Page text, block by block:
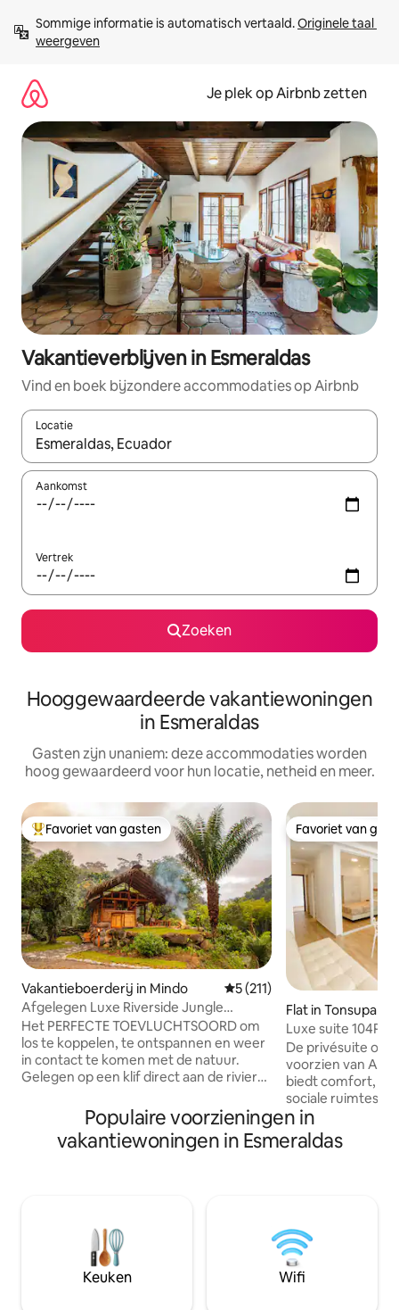
direct
naar
Sommige informatie is automatisch vertaald. Originele taal
weergeven
Je plek op Airbnb zetten
Vakantieverblijven in Esmeraldas
Vind en boek bijzondere accommodaties op Airbnb
Locatie
Wanneer er resultaten beschikbaar zijn, maak je een keuze
Aankomst
Vertrek
Zoeken
Hooggewaardeerde vakantiewoningen
in Esmeraldas
Gasten zijn unaniem: deze accommodaties worden
hoog gewaardeerd voor hun locatie, netheid en meer.
Topfavoriet van gasten
Favoriet van gasten
Vakantieboerderij in Mindo Gemiddelde beoordeling
5 (211)
Afgelegen Luxe Riverside Jungle
Retreat/Farmstay
Het PERFECTE TOEVLUCHTSOORD om
los te koppelen, te ontspannen en weer
in contact te komen met de natuur.
Gelegen op een klif direct aan de rivier
rivier, TOTAAL OFF THE GRID, op zonne-
energie, veilig, comfortabel en luxueus.
Ontworpen en met de hand gebouwd
einde van de weg. De boerderij is 140
hectare met 1,5 mijl rivierfront! LET OP:
WIJ ZIJN 35 MINUTEN RIJDEN VAN
Favoriet van
Favoriet van
Flat in Tonsupa
Luxe suite 104PA1
De privésuite op
voorzien van
biedt comfort,
sociale ruimtes
het strand. Playa Azul 1 is gelegen op
een
van het strand
strand ✔ 24/7
in de buurt en sociale
woon aan zee. Ideaal om tot rust te
komen en te
Populaire voorzieningen in
vakantiewoningen in Esmeraldas
Keuken Wifi